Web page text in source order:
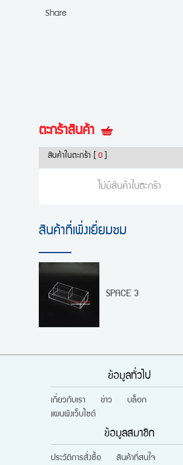
Share
ตะกร้าสินค้า
สินค้าในตะกร้า 0
ไม่มีสินค้าในตะกร้า
สินค้าที่เพิ่งเยี่ยมชม
SPACE 3
ข้อมูลทั่วไป
เกี่ยวกับเรา ข่าว
บล็อก
แผนผังเว็บไซต์
ข้อมูลสมาชิก
ประวัติการสั่งซื้อ
สินค้าที่สนใจ